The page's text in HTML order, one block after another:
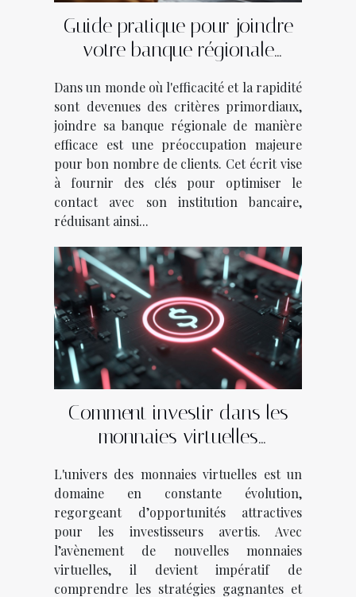
Guide pratique pour joindre
votre banque régionale
Dans un monde où l'efficacité et la rapidité
sont devenues des critères primordiaux,
joindre sa banque régionale de manière
efficace est une préoccupation majeure
pour bon nombre de clients. Cet écrit vise
à fournir des clés pour optimiser le
contact avec son institution bancaire,
réduisant ainsi...
Comment investir dans les
monnaies virtuelles
gagnantes et pièges à éviter
L'univers des monnaies virtuelles est un
domaine en constante évolution,
regorgeant d’opportunités attractives
pour les investisseurs avertis. Avec
l’avènement de nouvelles monnaies
virtuelles, il devient impératif de
comprendre les stratégies gagnantes et